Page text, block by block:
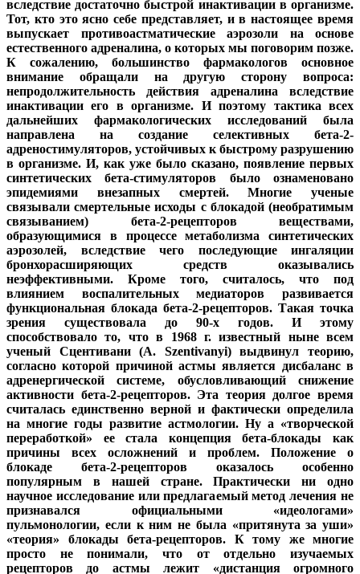
вследствие достаточно быстрой инактивации в организме.
Тот, кто это ясно себе представляет, и в настоящее время
выпускает противоастматические аэрозоли на основе
естественного адреналина, о которых мы поговорим позже.
К сожалению, большинство фармакологов основное
внимание обращали на другую сторону вопроса:
непродолжительность действия адреналина вследствие
инактивации его в организме. И поэтому тактика всех
дальнейших фармакологических исследований была
направлена на создание селективных бета-2-
адреностимуляторов, устойчивых к быстрому разрушению
в организме. И, как уже было сказано, появление первых
синтетических бета-стимуляторов было ознаменовано
эпидемиями внезапных смертей. Многие ученые
связывали смертельные исходы с блокадой (необратимым
связыванием) бета-2-рецепторов веществами,
образующимися в процессе метаболизма синтетических
аэрозолей, вследствие чего последующие ингаляции
бронхорасширяющих средств оказывались
неэффективными. Кроме того, считалось, что под
влиянием воспалительных медиаторов развивается
функциональная блокада бета-2-рецепторов. Такая точка
зрения существовала до 90-х годов. И этому
способствовало то, что в 1968 г. известный ныне всем
ученый Сцентивани (A. Szentivanyi) выдвинул теорию,
согласно которой причиной астмы является дисбаланс в
адренергической системе, обусловливающий снижение
активности бета-2-рецепторов. Эта теория долгое время
считалась единственно верной и фактически определила
на многие годы развитие астмологии. Ну а «творческой
переработкой» ее стала концепция бета-блокады как
причины всех осложнений и проблем. Положение о
блокаде бета-2-рецепторов оказалось особенно
популярным в нашей стране. Практически ни одно
научное исследование или предлагаемый метод лечения не
признавался официальными «идеологами»
пульмонологии, если к ним не была «притянута за уши»
«теория» блокады бета-рецепторов. К тому же многие
просто не понимали, что от отдельно изучаемых
рецепторов до астмы лежит «дистанция огромного